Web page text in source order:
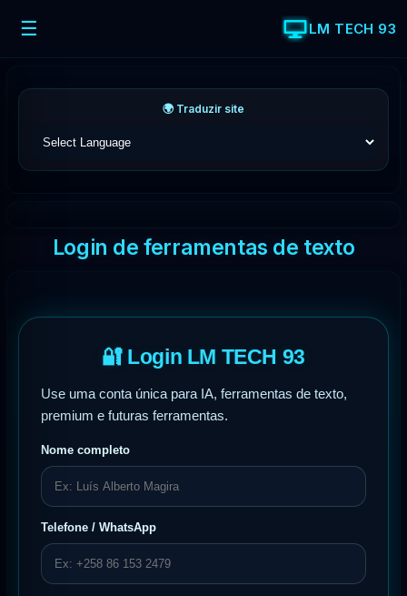
☰ LM TECH 93
🌍 Traduzir site
Login de ferramentas de texto
🔐 Login LM TECH 93
Use uma conta única para IA, ferramentas de texto,
premium e futuras ferramentas.
Nome completo
Telefone / WhatsApp